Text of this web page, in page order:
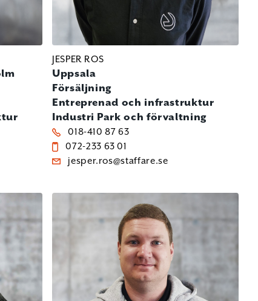
JESPER ROS
Uppsala
Försäljning
Entreprenad och infrastruktur
Industri Park och förvaltning
018-410 87 63
072-233 63 01
jesper.ros@staffare.se